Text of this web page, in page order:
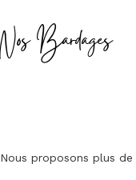
Nos Bardages
Nous proposons plus de